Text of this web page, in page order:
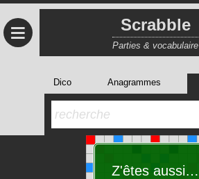
≡ Scrabble
Parties & vocabulaire
Dico Anagrammes
Z'êtes aussi…